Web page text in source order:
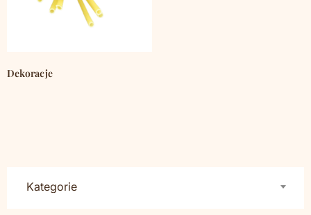
Dekoracje
Kategorie